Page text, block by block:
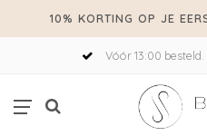
10% KORTING OP JE
Vóór 13:00